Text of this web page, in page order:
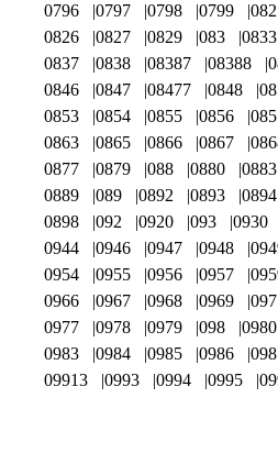
0796
0797 0798 0799 082
0826
0827 0829 083 0833
0837
0838 08387 08388
0846
0847 08477 0848
0853
0854 0855 0856
0863
0865 0866 0867
0877
0879 088 0880 0883
0889
089 0892 0893 0894
0898
092 0920 093 0930
0944
0946 0947 0948
0954
0955 0956 0957
0966
0967 0968 0969 097
0977
0978 0979 098 0980
0983
0984 0985 0986
09913
0993 0994 0995